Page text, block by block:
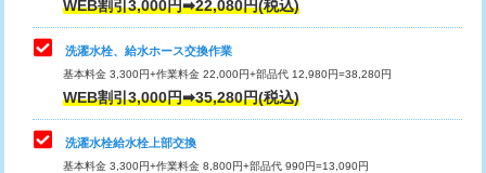
排水管工事（土の掘削・埋め戻し作
業）
排水管工事（排水管工事/3ｍまで） 55,000円
排水管工事（追加 排水管工事/3ｍ超
え）
理・調整・分解・加工など（重作業）
キッチンタンク脱着
その他部品の脱着
交換・取付（タンク）
WEB割引3,000円➡22,080円(税込)
洗濯水栓、給水ホース交換作業
基本料金 3,300円+作業料金 22,000円+部品代 12,980円=38,280円
WEB割引3,000円➡35,280円(税込)
洗濯水栓給水栓上部交換
基本料金 3,300円+作業料金 8,800円+部品代 990円=13,090円